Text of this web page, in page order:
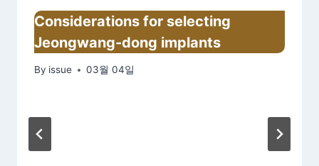
Considerations for selecting
Jeongwang-dong implants
By issue 03월 04일